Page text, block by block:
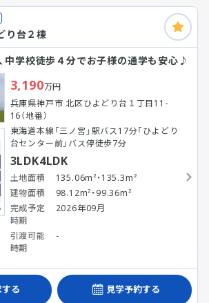
り台２棟
中学校徒歩４分でお子様の通学も安心♪
3,190万円
兵庫県神戸市 北区ひよどり台１丁目11-
16（地番）
東海道本線「三ノ宮」駅バス17分「ひよどり
台センター前」バス停徒歩7分
3LDK4LDK
土地面積
135.06m²・135.3m²
建物面積
98.12m²・99.36m²
完成予定
時期
2026年09月
引渡可能
時期
-
る 見学予約する